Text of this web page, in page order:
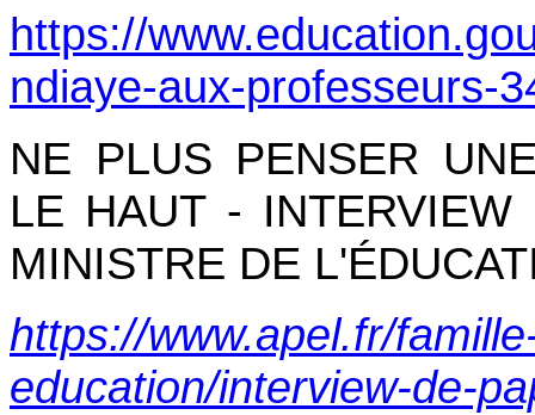
https://
ndiaye-aux-professeurs-
NE PLUS PENSER
LE HAUT - INTERVIEW
MINISTRE DE
https://www.apel.fr/
education/interview-de-